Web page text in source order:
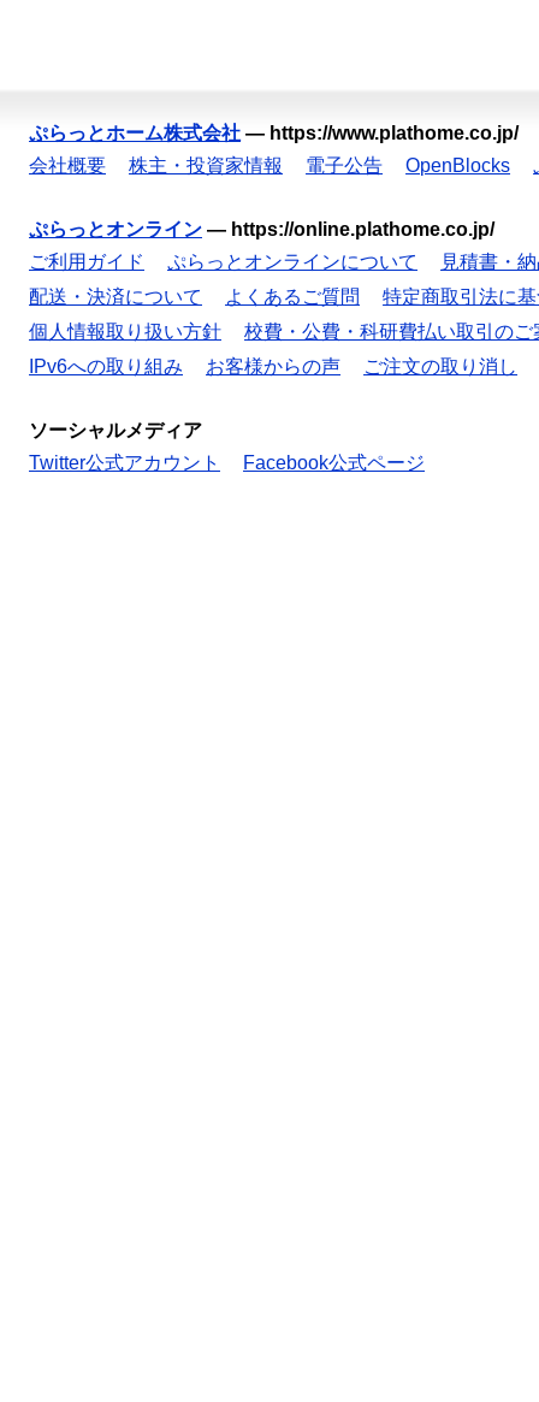
ぷらっとホーム株式会社 — https://www.plathome.co.jp/
会社概要
株主・投資家情報 電子公告 OpenBlocks
ぷらっとオンライン — https://online.plathome.co.jp/
ご利用ガイド
ぷらっとオンラインについて
見積書・
配送・決済について
よくあるご質問
特定商取引法に
個人情報取り扱い方針
校費・公費・科研費払い取引のご
IPv6への取り組み
お客様からの声 ご注文の取り消し
ソーシャルメディア
Twitter公式アカウント
Facebook公式ページ